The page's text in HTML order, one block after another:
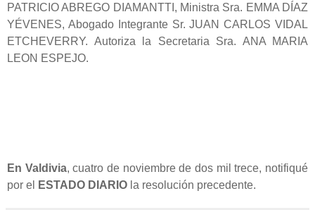
PATRICIO ABREGO DIAMANTTI, Ministra Sra. EMMA DÍAZ
YÉVENES, Abogado Integrante Sr. JUAN CARLOS VIDAL
ETCHEVERRY. Autoriza la Secretaria Sra. ANA MARIA
LEON ESPEJO.
En Valdivia, cuatro de noviembre de dos mil trece, notifiqué
por el
ESTADO DIARIO la resolución precedente.